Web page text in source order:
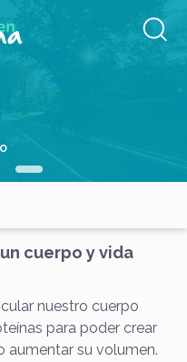
cuerpo y vida
nuestro cuerpo
para poder crear
aumentar su volumen.